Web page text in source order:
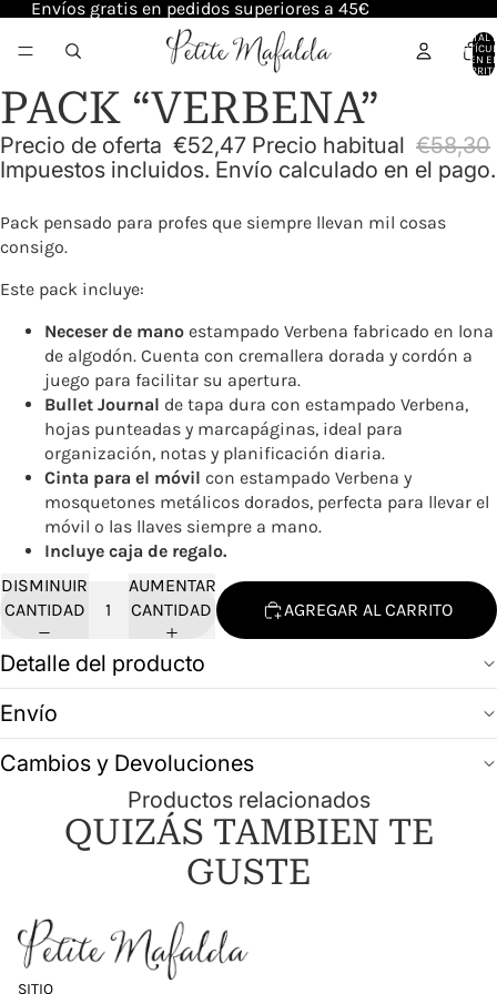
Envíos gratis en pedidos superiores a 45€
TOTAL
EN EL
PACK “VERBENA”
Precio de oferta €52,47 Precio habitual €58,30
Impuestos incluidos. Envío calculado en el pago.
Pack pensado para profes que siempre llevan mil cosas
consigo.
Este pack incluye:
Neceser de mano estampado Verbena fabricado en lona
de algodón. Cuenta con cremallera dorada y cordón a
juego para facilitar su apertura.
Bullet Journal de tapa dura con estampado Verbena,
hojas punteadas y marcapáginas, ideal para
organización, notas y planificación diaria.
Cinta para el móvil con estampado Verbena y
mosquetones metálicos dorados, perfecta para llevar el
móvil o las llaves siempre a mano.
Incluye caja de regalo.
DISMINUIR
CANTIDAD
AUMENTAR
CANTIDAD
AGREGAR AL CARRITO
Detalle del producto
Envío
Cambios y Devoluciones
Productos relacionados
QUIZÁS TAMBIEN TE
GUSTE
SITIO